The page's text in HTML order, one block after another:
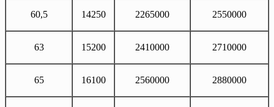
60,5 14250 2265000 2550000
63 15200 2410000 2710000
65 16100 2560000 2880000